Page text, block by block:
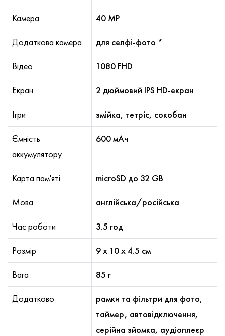
Камера 40 MP
Додаткова камера для селфі-фото *
Відео 1080 FHD
Екран 2 дюймовий IPS HD-екран
Ігри змійка, тетріс, сокобан
Ємність
аккумулятору
600 мАч
Карта пам'яті microSD до 32 GB
Мова англійська/російська
Час роботи 3.5 год
Розмір 9 х 10 х 4.5 см
Вага 85 г
Додатково
рамки та фільтри для фото,
таймер, автовідключення,
серійна зйомка, аудіоплеєр